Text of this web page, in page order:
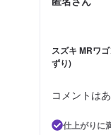
スズキ MRワ
ずり)
コメントは
仕上がりに